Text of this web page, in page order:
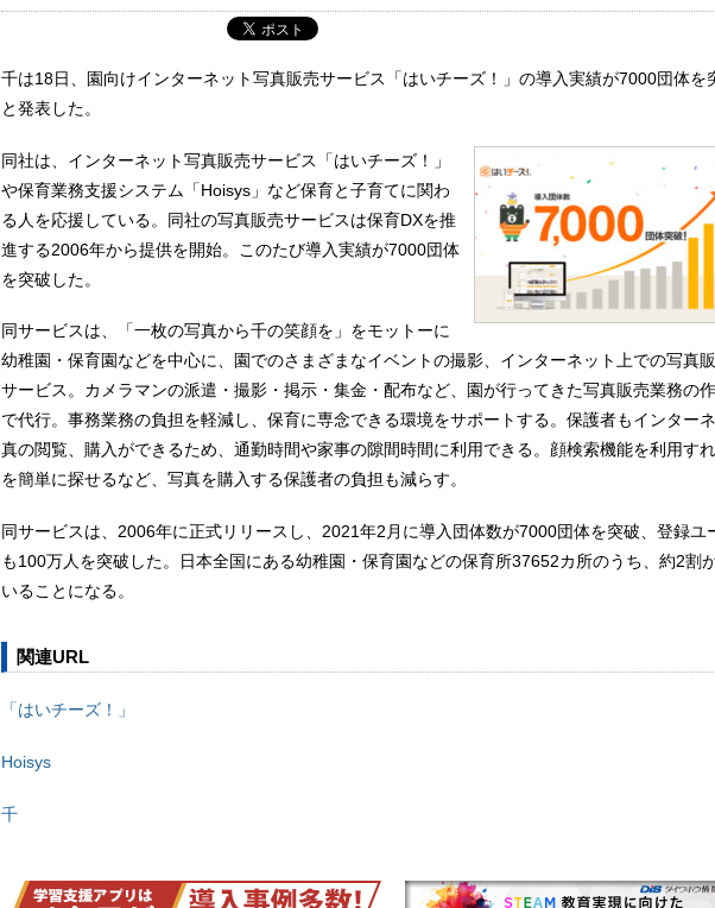
千は18日、園向けインターネット写真販売サービス「はいチーズ！」の導入実績が7000団体を
と発表した。
同社は、インターネット写真販売サービス「はいチーズ！」
や保育業務支援システム「Hoisys」など保育と子育てに関わ
る人を応援している。同社の写真販売サービスは保育DXを推
進する2006年から提供を開始。このたび導入実績が7000団体
を突破した。
同サービスは、「一枚の写真から千の笑顔を」をモットーに
幼稚園・保育園などを中心に、園でのさまざまなイベントの撮影、インターネット上での写真
サービス。カメラマンの派遣・撮影・掲示・集金・配布など、園が行ってきた写真販売業務の
で代行。事務業務の負担を軽減し、保育に専念できる環境をサポートする。保護者もインター
真の閲覧、購入ができるため、通勤時間や家事の隙間時間に利用できる。顔検索機能を利用す
を簡単に探せるなど、写真を購入する保護者の負担も減らす。
同サービスは、2006年に正式リリースし、2021年2月に導入団体数が7000団体を突破、登録ユ
も100万人を突破した。日本全国にある幼稚園・保育園などの保育所37652カ所のうち、約2割
いることになる。
関連URL
「はいチーズ！」
Hoisys
千